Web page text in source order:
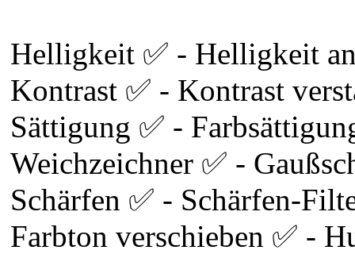
Helligkeit ✅ - Helligkeit
Kontrast ✅ - Kontrast
Sättigung ✅ -
Weichzeichner ✅ -
Schärfen ✅ - Schärfen-
Farbton verschieben ✅ -